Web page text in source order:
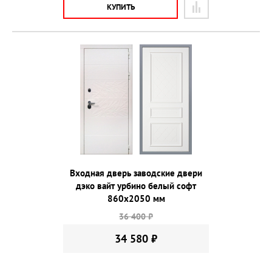
КУПИТЬ
Входная дверь заводские двери
дэко вайт урбино белый софт
860х2050 мм
36 400 ₽
34 580 ₽